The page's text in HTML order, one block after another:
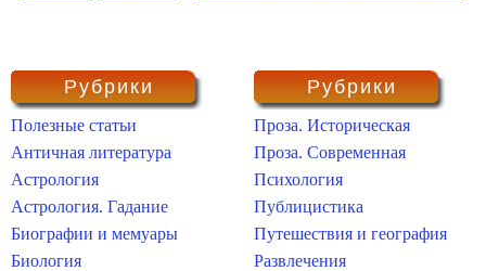
Рубрики
Полезные статьи
Античная литература
Астрология
Астрология. Гадание
Биографии и мемуары
Биология
Рубрики
Проза. Историческая
Проза. Современная
Психология
Публицистика
Путешествия и география
Развлечения